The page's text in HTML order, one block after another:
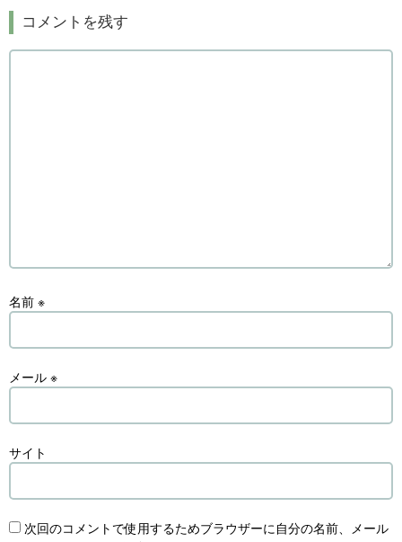
コメントを残す
名前 ※
メール ※
サイト
次回のコメントで使用するためブラウザーに自分の名前、メール